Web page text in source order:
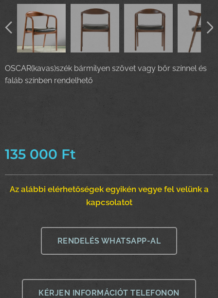
OSCAR(kavas)szék bármilyen szövet vagy bőr színnel és
faláb színben rendelhető
135 000 Ft
Az alábbi elérhetőségek egyikén vegye fel velünk a
kapcsolatot
RENDELÉS WHATSAPP-AL
KÉRJEN INFORMÁCIÓT TELEFONON